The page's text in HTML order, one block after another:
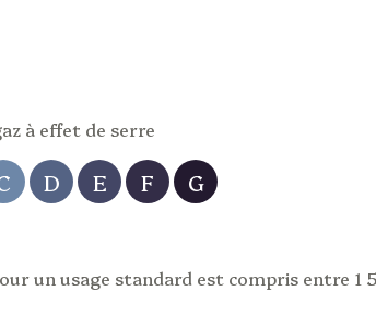
à effet de serre
D E F G
un usage standard est compris entre 1